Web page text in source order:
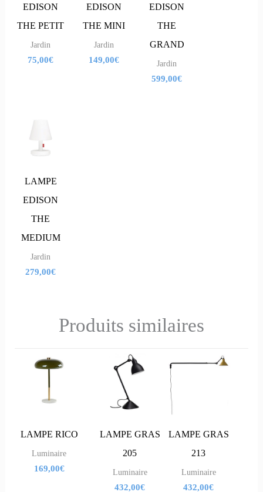
EDISON
THE PETIT
Jardin
75,00€
EDISON
THE MINI
Jardin
149,00€
EDISON
THE
GRAND
Jardin
599,00€
LAMPE
EDISON
THE
MEDIUM
Jardin
279,00€
Produits similaires
LAMPE RICO
Luminaire
169,00€
LAMPE GRAS
205
Luminaire
432,00€
LAMPE GRAS
213
Luminaire
432,00€